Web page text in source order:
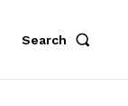
Search